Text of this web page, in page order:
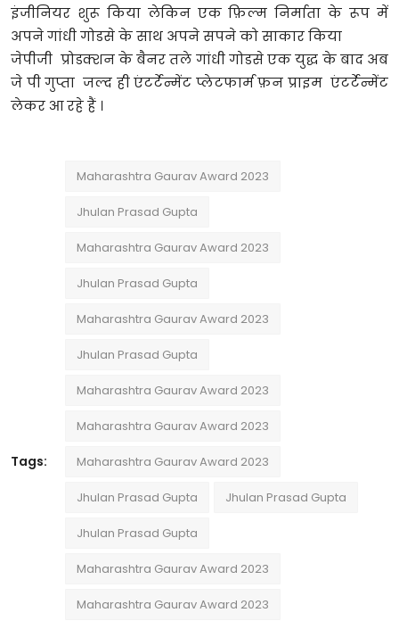
इंजीनियर शुरू किया लेकिन एक फ़िल्म निर्माता के रूप में
अपने गांधी गोडसे के साथ अपने सपने को साकार किया
जेपीजी प्रोडक्शन के बैनर तले गांधी गोडसे एक युद्ध के बाद अब
जे पी गुप्ता जल्द ही एंटर्टेन्मेंट प्लेटफार्म फ़न प्राइम एंटर्टेन्मेंट
लेकर आ रहे हैं ।
Tags:
Maharashtra Gaurav Award 2023
Jhulan Prasad Gupta
Maharashtra Gaurav Award 2023
Jhulan Prasad Gupta
Maharashtra Gaurav Award 2023
Jhulan Prasad Gupta
Maharashtra Gaurav Award 2023
Maharashtra Gaurav Award 2023
Maharashtra Gaurav Award 2023
Jhulan Prasad Gupta Jhulan Prasad Gupta
Jhulan Prasad Gupta
Maharashtra Gaurav Award 2023
Maharashtra Gaurav Award 2023